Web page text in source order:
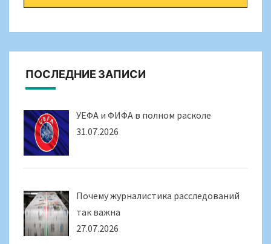
ПОСЛЕДНИЕ ЗАПИСИ
УЕФА и ФИФА в полном расколе
31.07.2026
Почему журналистика расследований
так важна
27.07.2026